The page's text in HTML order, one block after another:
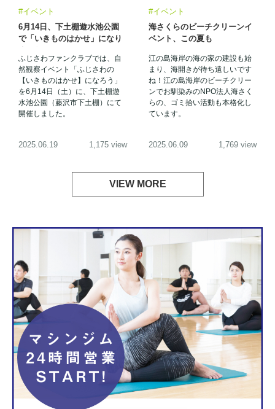
#イベント
6月14日、下土棚遊水池公園
で「いきものはかせ」になり
ふじさわファンクラブでは、自
然観察イベント「ふじさわの
【いきものはかせ】になろう」
を6月14日（土）に、下土棚遊
水池公園（藤沢市下土棚）にて
開催しました。
2025.06.19 1,175 view
#イベント
海さくらのビーチクリーンイ
ベント、この夏も
江の島海岸の海の家の建設も始
まり、海開きが待ち遠しいです
ね！江の島海岸のビーチクリー
ンでお馴染みのNPO法人海さく
らの、ゴミ拾い活動も本格化し
ています。
2025.06.09 1,769 view
VIEW MORE